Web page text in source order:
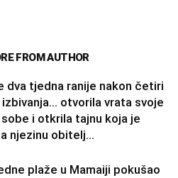
FROM AUTHOR
dva tjedna ranije nakon četiri
otvorila vrata svoje
i otkrila tajnu koja je
njezinu obitelj…
plaže u Mamaiji pokušao